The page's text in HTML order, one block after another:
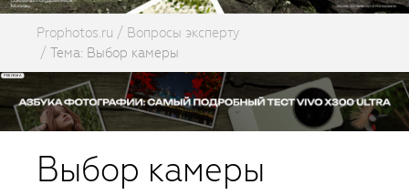
Prophotos.ru
Вопросы эксперту
Тема: Выбор камеры
Выбор камеры